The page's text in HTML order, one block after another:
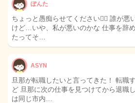
ぽんた
ちょっと愚痴らせてください🙇‍♀️ 誰が悪
けど…いや、私が悪いのかな 仕事を辞
たってそ…
ASYN
旦那が転職したいと言ってきた！ 転職
ど 旦那に次の仕事を見つけてから退職
は同じ市内…